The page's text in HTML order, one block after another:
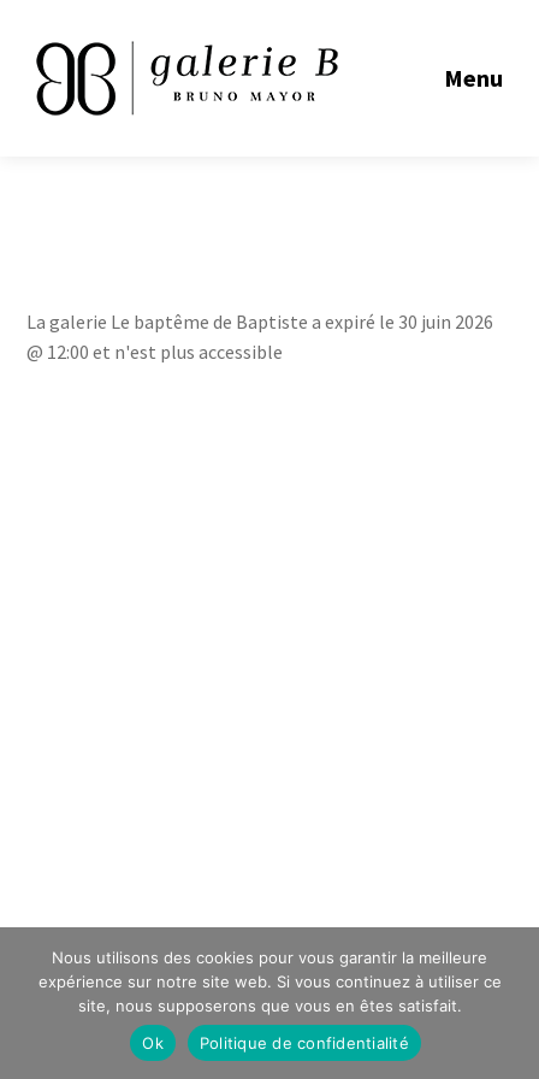
Menu
La galerie Le baptême de Baptiste a expiré le 30 juin 2026
@ 12:00 et n'est plus accessible
Nous utilisons des cookies pour vous garantir la meilleure
expérience sur notre site web. Si vous continuez à utiliser ce
site, nous supposerons que vous en êtes satisfait.
Ok
Politique de confidentialité